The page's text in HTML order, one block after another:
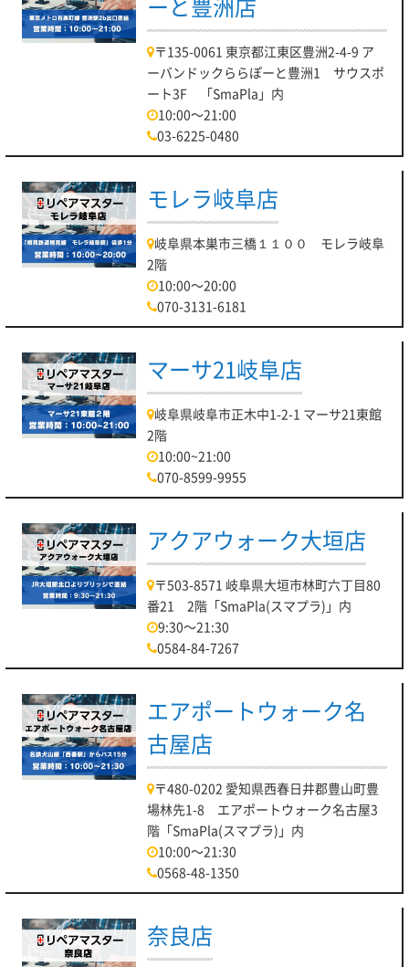
〒135-0061 東京都江東区豊洲2-4-9 ア
ーバンドックららぽーと豊洲1 サウスポ
ート3F 「SmaPla」内
10:00～21:00
03-6225-0480
モレラ岐阜店
岐阜県本巣市三橋１１００ モレラ岐阜
2階
10:00～20:00
070-3131-6181
マーサ21岐阜店
岐阜県岐阜市正木中1-2-1 マーサ21東館
2階
10:00~21:00
070-8599-9955
アクアウォーク大垣店
〒503-8571 岐阜県大垣市林町六丁目80
番21 2階「SmaPla(スマプラ)」内
9:30～21:30
0584-84-7267
エアポートウォーク名
古屋店
〒480-0202 愛知県西春日井郡豊山町豊
場林先1-8 エアポートウォーク名古屋3
階「SmaPla(スマプラ)」内
10:00～21:30
0568-48-1350
奈良店